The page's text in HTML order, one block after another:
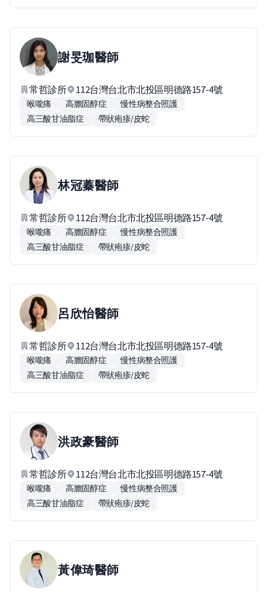
謝旻珈醫師
常哲診所 112台灣台北市北投區明德路157-4號
喉嚨痛 高膽固醇症
慢性病整合照護
高三酸甘油脂症
帶狀疱疹/皮蛇
林冠蓁醫師
常哲診所 112台灣台北市北投區明德路157-4號
喉嚨痛 高膽固醇症
慢性病整合照護
高三酸甘油脂症
帶狀疱疹/皮蛇
呂欣怡醫師
常哲診所 112台灣台北市北投區明德路157-4號
喉嚨痛 高膽固醇症
慢性病整合照護
高三酸甘油脂症
帶狀疱疹/皮蛇
洪政豪醫師
常哲診所 112台灣台北市北投區明德路157-4號
喉嚨痛 高膽固醇症
慢性病整合照護
高三酸甘油脂症
帶狀疱疹/皮蛇
黃偉琦醫師